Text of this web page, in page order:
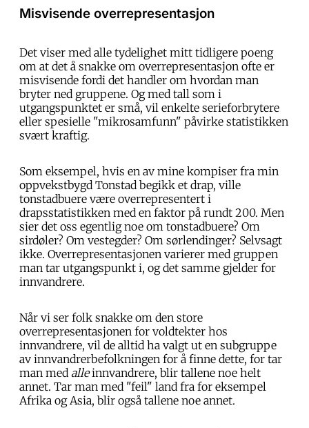
Misvisende overrepresentasjon
Det viser med alle tydelighet mitt tidligere poeng
om at det å snakke om overrepresentasjon ofte er
misvisende fordi det handler om hvordan man
bryter ned gruppene. Og med tall som i
utgangspunktet er små, vil enkelte serieforbrytere
eller spesielle "mikrosamfunn" påvirke statistikken
svært kraftig.
Som eksempel, hvis en av mine kompiser fra min
oppvekstbygd Tonstad begikk et drap, ville
tonstadbuere være overrepresentert i
drapsstatistikken med en faktor på rundt 200. Men
sier det oss egentlig noe om tonstadbuere? Om
sirdøler? Om vestegder? Om sørlendinger? Selvsagt
ikke. Overrepresentasjonen varierer med gruppen
man tar utgangspunkt i, og det samme gjelder for
innvandrere.
Når vi ser folk snakke om den store
overrepresentasjonen for voldtekter hos
innvandrere, vil de alltid ha valgt ut en subgruppe
av innvandrerbefolkningen for å finne dette, for tar
man med alleinnvandrere, blir tallene noe helt
annet. Tar man med "feil" land fra for eksempel
Afrika og Asia, blir også tallene noe annet.